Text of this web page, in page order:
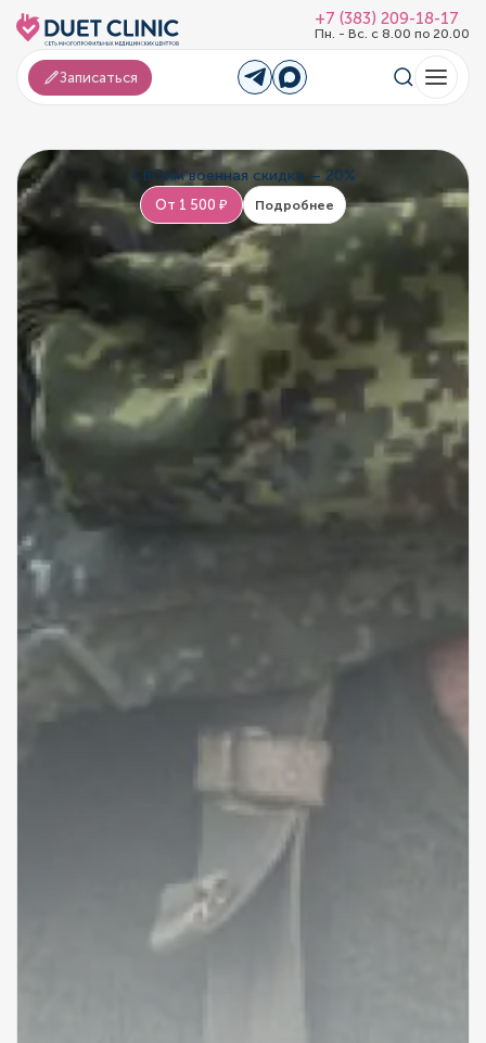
+7 (383) 209-18-17
Пн. - Вс. с 8.00 по 20.00
Записаться
СВОим военная скидка — 20%
От 1 500 ₽ Подробнее